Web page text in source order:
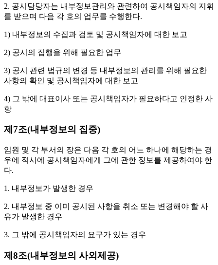
2. 공시담당자는 내부정보관리와 관련하여 공시책임자의 지휘
를 받으며 다음 각 호의 업무를 수행한다.
1) 내부정보의 수집과 검토 및 공시책임자에 대한 보고
2) 공시의 집행을 위해 필요한 업무
3) 공시 관련 법규의 변경 등 내부정보의 관리를 위해 필요한
사항의 확인 및 공시책임자에 대한 보고
4) 그 밖에 대표이사 또는 공시책임자가 필요하다고 인정한 사
항
제7조(내부정보의 집중)
임원 및 각 부서의 장은 다음 각 호의 어느 하나에 해당하는 경
우에 적시에 공시책임자에게 그에 관한 정보를 제공하여야 한
다.
1. 내부정보가 발생한 경우
2. 내부정보 중 이미 공시된 사항을 취소 또는 변경해야 할 사
유가 발생한 경우
3. 그 밖에 공시책임자의 요구가 있는 경우
제8조(내부정보의 사외제공)